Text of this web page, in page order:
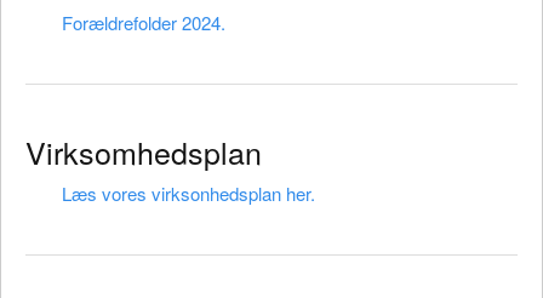
Forældrefolder 2024.
Virksomhedsplan
Læs vores virksonhedsplan her.